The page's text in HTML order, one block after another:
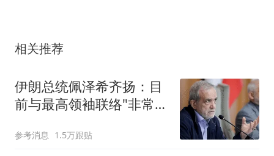
相关推荐
伊朗总统佩泽希齐扬：目
前与最高领袖联络"非常困
参考消息 1.5万跟贴